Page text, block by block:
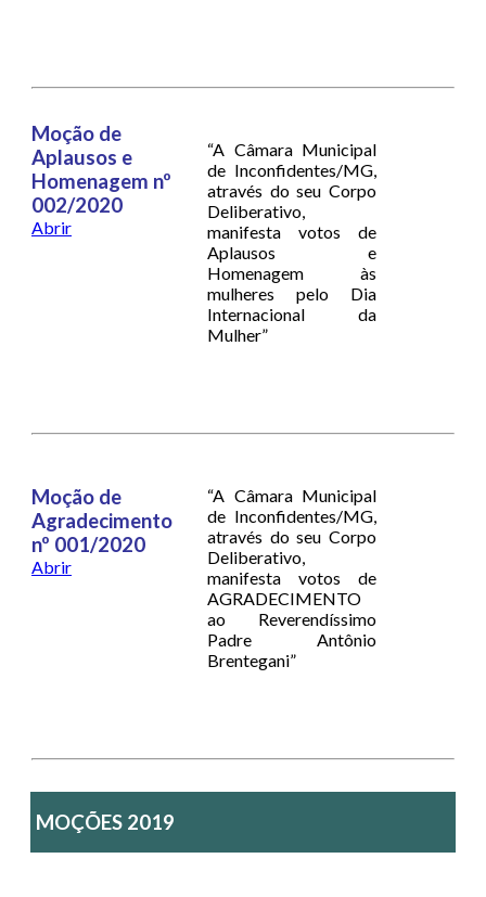
Moção de
Aplausos e
Homenagem nº
002/2020
Abrir
“A Câmara Municipal
de Inconfidentes/MG,
através do seu Corpo
Deliberativo,
manifesta votos de
Aplausos e
Homenagem às
mulheres pelo Dia
Internacional da
Mulher”
Moção de
Agradecimento
nº 001/2020
Abrir
“A Câmara Municipal
de Inconfidentes/MG,
através do seu Corpo
Deliberativo,
manifesta votos de
AGRADECIMENTO
ao Reverendíssimo
Padre Antônio
Brentegani”
MOÇÕES 2019